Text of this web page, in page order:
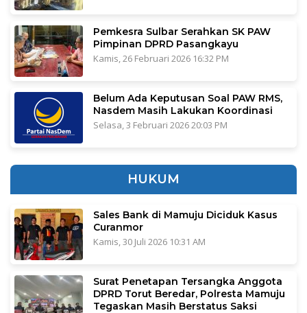
Pemkesra Sulbar Serahkan SK PAW
Pimpinan DPRD Pasangkayu
Kamis, 26 Februari 2026 16:32 PM
Belum Ada Keputusan Soal PAW RMS,
Nasdem Masih Lakukan Koordinasi
Selasa, 3 Februari 2026 20:03 PM
HUKUM
Sales Bank di Mamuju Diciduk Kasus
Curanmor
Kamis, 30 Juli 2026 10:31 AM
Surat Penetapan Tersangka Anggota
DPRD Torut Beredar, Polresta Mamuju
Tegaskan Masih Berstatus Saksi